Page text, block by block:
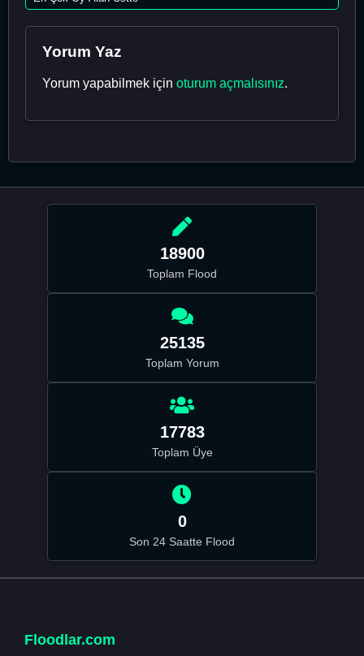
Yorum Yaz
Yorum yapabilmek için oturum açmalısınız.
18900
Toplam Flood
25135
Toplam Yorum
17783
Toplam Üye
0
Son 24 Saatte Flood
Floodlar.com